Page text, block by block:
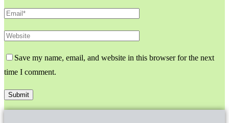
Save my name, email, and website in this browser for the next
time I comment.